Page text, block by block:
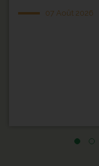
07 Août 2026